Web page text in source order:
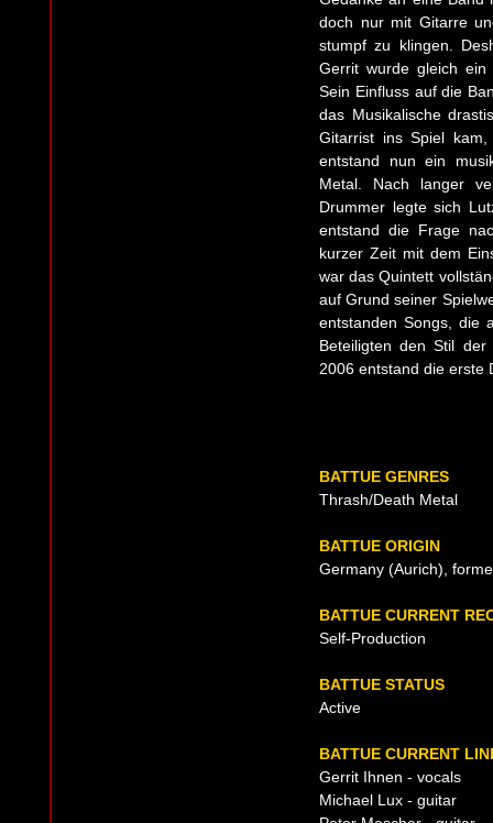
doch nur mit Gitarre
stumpf zu klingen.
Gerrit wurde gleich
Sein Einfluss auf die
das Musikalische
Gitarrist ins Spiel
entstand nun ein
Metal. Nach langer
Drummer legte sich
entstand die Frage
kurzer Zeit mit dem
war das Quintett
auf Grund seiner
entstanden Songs, die
Beteiligten den Stil
2006 entstand die erste
BATTUE GENRES
Thrash/Death Metal
BATTUE ORIGIN
Germany (Aurich),
BATTUE CURRENT
Self-Production
BATTUE STATUS
Active
BATTUE CURRENT
Gerrit Ihnen - vocals
Michael Lux - guitar